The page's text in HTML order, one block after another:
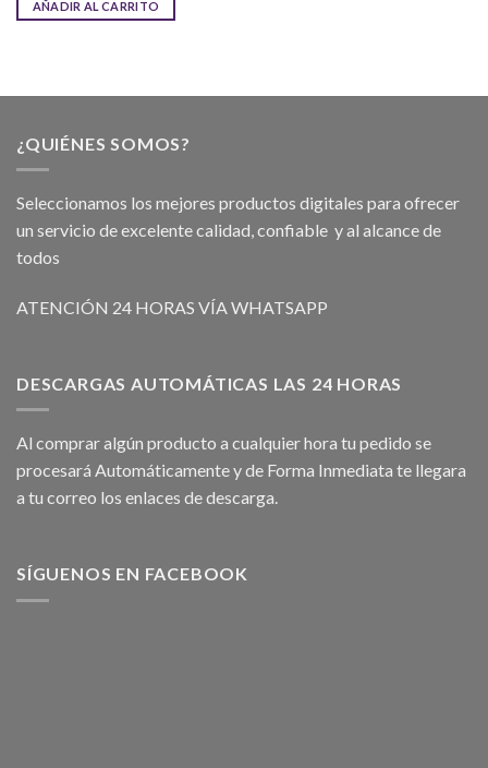
AÑADIR AL CARRITO
¿QUIÉNES SOMOS?
Seleccionamos los mejores productos digitales para ofrecer
un servicio de excelente calidad, confiable y al alcance de
todos
ATENCIÓN 24 HORAS VÍA WHATSAPP
DESCARGAS AUTOMÁTICAS LAS 24 HORAS
Al comprar algún producto a cualquier hora tu pedido se
procesará Automáticamente y de Forma Inmediata te llegara
a tu correo los enlaces de descarga.
SÍGUENOS EN FACEBOOK